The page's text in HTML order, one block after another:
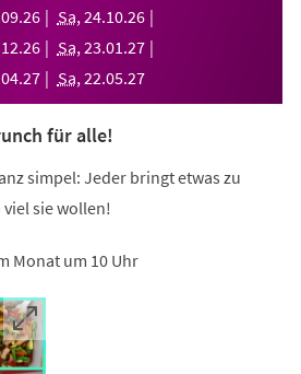
09.26 Sa, 24.10.26
12.26 Sa, 23.01 .27
04.27 Sa, 22.05.27
für alle!
simpel: Jeder bringt etwas zu
viel sie wollen!
Monat um 10 Uhr